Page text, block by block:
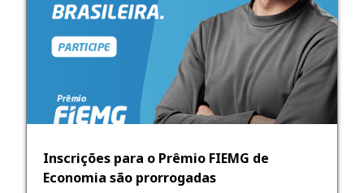
Inscrições para o Prêmio FIEMG de
Economia são prorrogadas